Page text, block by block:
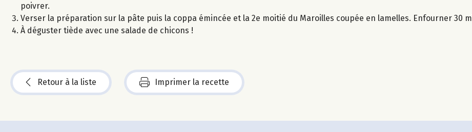
poivrer.
Verser la préparation sur la pâte puis la coppa émincée et la 2e moitié du Maroilles coupée en lamelles. Enfourner 30
À déguster tiède avec une salade de chicons !
Retour à la liste Imprimer la recette